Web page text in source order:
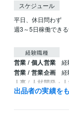
スケジュール
平日、休日問わず
週3～5日稼働でき
経験職種
営業 / 個人営業
営業 / 営業企画
人事 / 人材開発・
ライフスタイル・
資格・検定
出品者の実績を